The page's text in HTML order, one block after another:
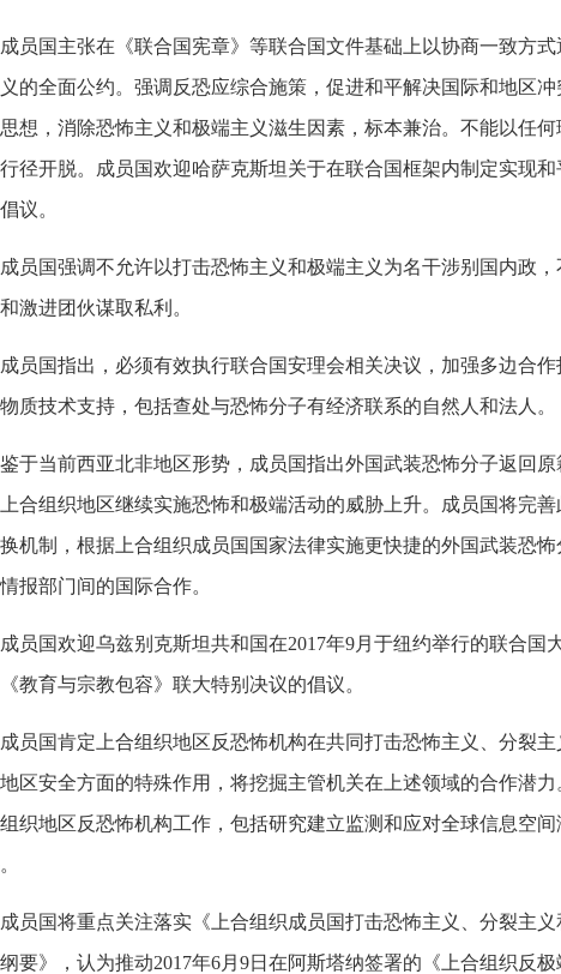
员国主张在《联合国宪章》等联合国文件基础上以协商一致方
的全面公约。强调反恐应综合施策，促进和平解决国际和地区
想，消除恐怖主义和极端主义滋生因素，标本兼治。不能以任
行径开脱。成员国欢迎哈萨克斯坦关于在联合国框架内制定实现
议。
员国强调不允许以打击恐怖主义和极端主义为名干涉别国内政
激进团伙谋取私利。
员国指出，必须有效执行联合国安理会相关决议，加强多边合
质技术支持，包括查处与恐怖分子有经济联系的自然人和法人。
于当前西亚北非地区形势，成员国指出外国武装恐怖分子返回原
合组织地区继续实施恐怖和极端活动的威胁上升。成员国将完
机制，根据上合组织成员国国家法律实施更快捷的外国武装恐
报部门间的国际合作。
员国欢迎乌兹别克斯坦共和国在2017年9月于纽约举行的联合国
教育与宗教包容》联大特别决议的倡议。
员国肯定上合组织地区反恐怖机构在共同打击恐怖主义、分裂主
区安全方面的特殊作用，将挖掘主管机关在上述领域的合作潜
织地区反恐怖机构工作，包括研究建立监测和应对全球信息空
员国将重点关注落实《上合组织成员国打击恐怖主义、分裂主义
要》，认为推动2017年6月9日在阿斯塔纳签署的《上合组织反